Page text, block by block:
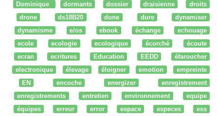
Dominique
dormants dossier draisienne
droits
drone
ds18B20 dune dure
dynamiser
dynamisme
e/os ebook échange
echouage
ecole
ecologie ecologique écorché
écoute
ecran
ecritures Education EEDD
éfaroucher
electronique
élevage éloigner emotion
empreinte
EN
encoche energizer
enregistrement
enregistrements
entretien environnement
equipe
équipes
erreur error espace especes
ess